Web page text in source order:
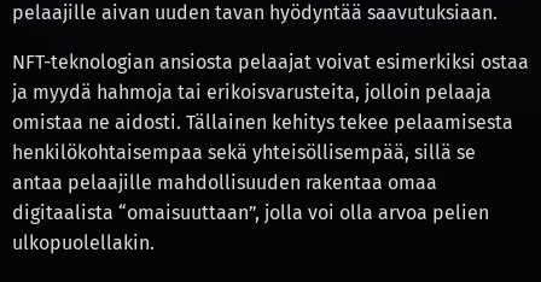
pelaajille aivan uuden tavan hyödyntää saavutuksiaan.
NFT-teknologian ansiosta pelaajat voivat esimerkiksi ostaa
ja myydä hahmoja tai erikoisvarusteita, jolloin pelaaja
omistaa ne aidosti. Tällainen kehitys tekee pelaamisesta
henkilökohtaisempaa sekä yhteisöllisempää, sillä se
antaa pelaajille mahdollisuuden rakentaa omaa
digitaalista “omaisuuttaan”, jolla voi olla arvoa pelien
ulkopuolellakin.